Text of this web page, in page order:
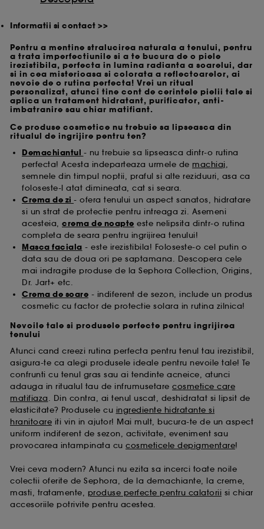
Informatii si contact >>
Pentru a mentine stralucirea naturala a tenului, pentru
a trata imperfectiunile si a te bucura de o piele
irezistibila, perfecta in lumina radianta a soarelui, dar
si in cea misterioasa si colorata a reflectoarelor, ai
nevoie de o rutina perfecta! Vrei un ritual
personalizat, atunci tine cont de cerintele pielii tale si
aplica un tratament hidratant, purificator, anti-
imbatranire sau chiar matifiant.
Ce produse cosmetice nu trebuie sa lipseasca din
ritualul de ingrijire pentru ten?
Demachiantul - nu trebuie sa lipseasca dintr-o rutina
perfecta! Acesta indeparteaza urmele de machiaj,
semnele din timpul noptii, praful si alte reziduuri, asa ca
foloseste-l atat dimineata, cat si seara.
Crema de zi - ofera tenului un aspect sanatos, hidratare
si un strat de protectie pentru intreaga zi. Asemeni
acesteia, crema de noapte este nelipsita dintr-o rutina
completa de seara pentru ingrijirea tenului!
Masca faciala - este irezistibila! Foloseste-o cel putin o
data sau de doua ori pe saptamana. Descopera cele
mai indragite produse de la Sephora Collection, Origins,
Dr. Jart+ etc.
Crema de soare - indiferent de sezon, include un produs
cosmetic cu factor de protectie solara in rutina zilnica!
Nevoile tale si produsele perfecte pentru ingrijirea
tenului
Atunci cand creezi rutina perfecta pentru tenul tau irezistibil,
asigura-te ca alegi produsele ideale pentru nevoile tale! Te
confrunti cu tenul gras sau ai tendinte acneice, atunci
adauga in ritualul tau de infrumusetare cosmetice care
matifiaza. Din contra, ai tenul uscat, deshidratat si lipsit de
elasticitate? Produsele cu ingrediente hidratante si
hranitoare iti vin in ajutor! Mai mult, bucura-te de un aspect
uniform indiferent de sezon, activitate, eveniment sau
provocarea intampinata cu cosmeticele depigmentare!
Vrei ceva modern? Atunci nu ezita sa incerci toate noile
colectii oferite de Sephora, de la demachiante, la creme,
masti, tratamente, produse perfecte pentru calatorii si chiar
accesoriile potrivite pentru acestea.